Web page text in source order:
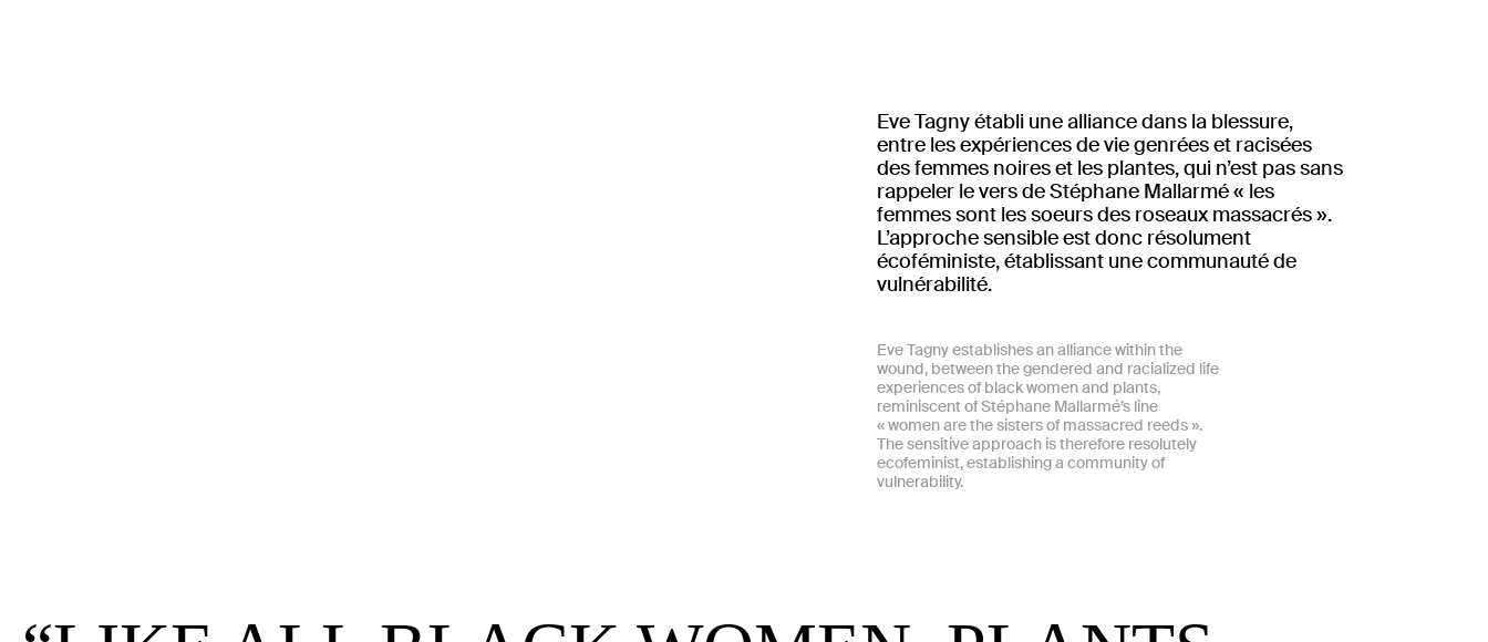
Eve Tagny établi une alliance dans la blessure,
entre les expériences de vie genrées et racisées
des femmes noires et les plantes, qui n’est pas sans
rappeler le vers de Stéphane Mallarmé « les
femmes sont les soeurs des roseaux massacrés ».
L’approche sensible est donc résolument
écoféministe, établissant une communauté de
vulnérabilité.
Eve Tagny establishes an alliance within the
wound, between the gendered and racialized life
experiences of black women and plants,
reminiscent of Stéphane Mallarmé’s line
« women are the sisters of massacred reeds ».
The sensitive approach is therefore resolutely
ecofeminist, establishing a community of
vulnerability.